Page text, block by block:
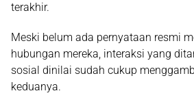
terakhir.
Meski belum ada pernyataan resmi
hubungan mereka, interaksi yang
sosial dinilai sudah cukup
keduanya.